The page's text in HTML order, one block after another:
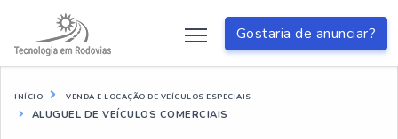
Gostaria de anunciar?
INÍCIO VENDA E LOCAÇÃO DE VEÍCULOS ESPECIAIS
ALUGUEL DE VEÍCULOS COMERCIAIS